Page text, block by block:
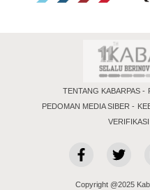
TENTANG KABARPAS
PEDOMAN MEDIA SIBER
Copyright @2025